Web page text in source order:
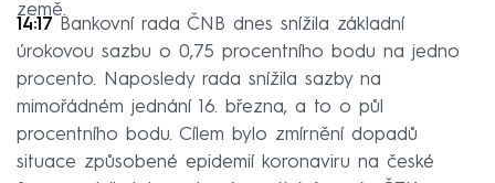
země.
14:17 Bankovní rada ČNB dnes snížila základní
úrokovou sazbu o 0,75 procentního bodu na jedno
procento. Naposledy rada snížila sazby na
mimořádném jednání 16. března, a to o půl
procentního bodu. Cílem bylo zmírnění dopadů
situace způsobené epidemií koronaviru na české